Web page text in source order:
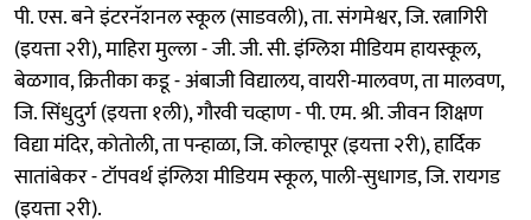
पी. एस. बने इंटरनॅशनल स्कूल (साडवली), ता. संगमेश्वर, जि. रत्नागिरी
(इयत्ता २री), माहिरा मुल्ला - जी. जी. सी. इंग्लिश मीडियम हायस्कूल,
बेळगाव, क्रितीका कडू - अंबाजी विद्यालय, वायरी-मालवण, ता मालवण,
जि. सिंधुदुर्ग (इयत्ता १ली), गौरवी चव्हाण - पी. एम. श्री. जीवन शिक्षण
विद्या मंदिर, कोतोली, ता पन्हाळा, जि. कोल्हापूर (इयत्ता २री), हार्दिक
सातांबेकर - टॉपवर्थ इंग्लिश मीडियम स्कूल, पाली-सुधागड, जि. रायगड
(इयत्ता २री).